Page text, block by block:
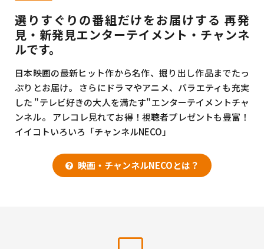
選りすぐりの番組だけをお届けする 再発
見・新発見エンターテイメント・チャンネ
ルです。
日本映画の最新ヒット作から名作、掘り出し作品までたっ
ぷりとお届け。
さらにドラマやアニメ、バラエティも充実
した "テレビ好きの大人を満たす"エンターテイメントチャ
ンネル。
アレコレ見れてお得！視聴者プレゼントも豊富！
イイコトいろいろ「チャンネルNECO」
映画・チャンネルNECOとは？